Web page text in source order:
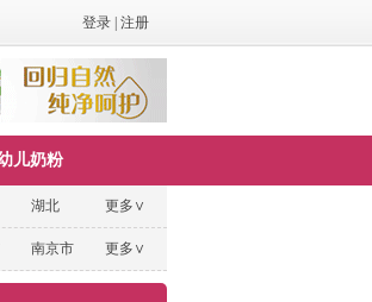
登录 注册
儿奶粉
湖北 更多∨
南京市 更多∨